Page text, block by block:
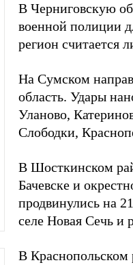
В Черниговскую
военной полиции
регион считается
На Сумском
область. Удары
Уланово,
Слободки,
В Шосткинском
Бачевске и
продвинулись на
селе Новая Сечь и
В Краснопольском